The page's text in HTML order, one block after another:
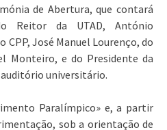
de Abertura, que contará
Reitor da UTAD, António
CPP, José Manuel Lourenço, do
Monteiro, e do Presidente da
auditório universitário.
Paralímpico» e, a partir
sob a orientação de